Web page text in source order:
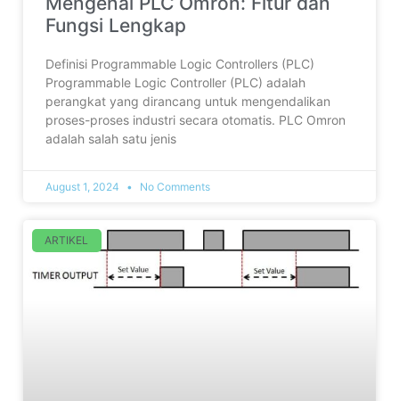
Fungsi Lengkap
Definisi Programmable Logic Controllers (PLC)
Programmable Logic Controller (PLC) adalah
perangkat yang dirancang untuk mengendalikan
proses-proses industri secara otomatis. PLC Omron
adalah salah satu jenis
August 1, 2024 No Comments
ARTIKEL